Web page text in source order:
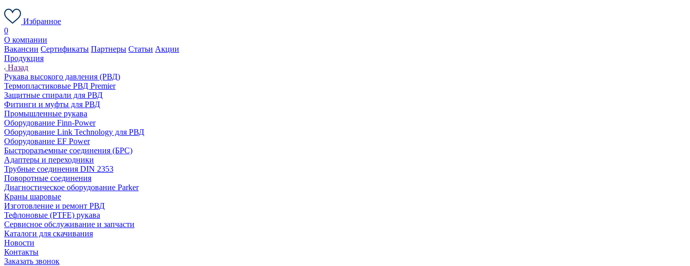
Избранное
0
О компании
Вакансии Сертификаты Партнеры Статьи Акции
Продукция
Назад
Рукава высокого давления (РВД)
Термопластиковые РВД Premier
Защитные спирали для РВД
Фитинги и муфты для РВД
Промышленные рукава
Оборудование Finn-Power
Оборудование Link Technology для РВД
Оборудование EF Power
Быстроразъемные соединения (БРС)
Адаптеры и переходники
Трубные соединения DIN 2353
Поворотные соединения
Диагностическое оборудование Parker
Краны шаровые
Изготовление и ремонт РВД
Тефлоновые (PTFE) рукава
Сервисное обслуживание и запчасти
Каталоги для скачивания
Новости
Контакты
Заказать звонок